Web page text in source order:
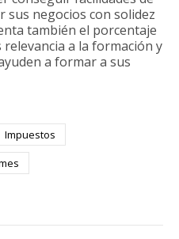
negocios con solidez
también el porcentaje
a la formación y
a formar a sus
Impuestos